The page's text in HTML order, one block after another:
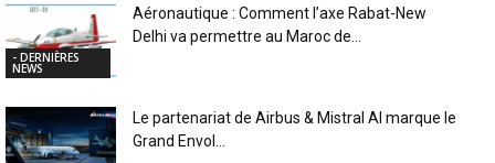
- DERNIÈRES
NEWS
Aéronautique : Comment l’axe Rabat-New
Delhi va permettre au Maroc de...
Le partenariat de Airbus & Mistral AI marque le
Grand Envol...